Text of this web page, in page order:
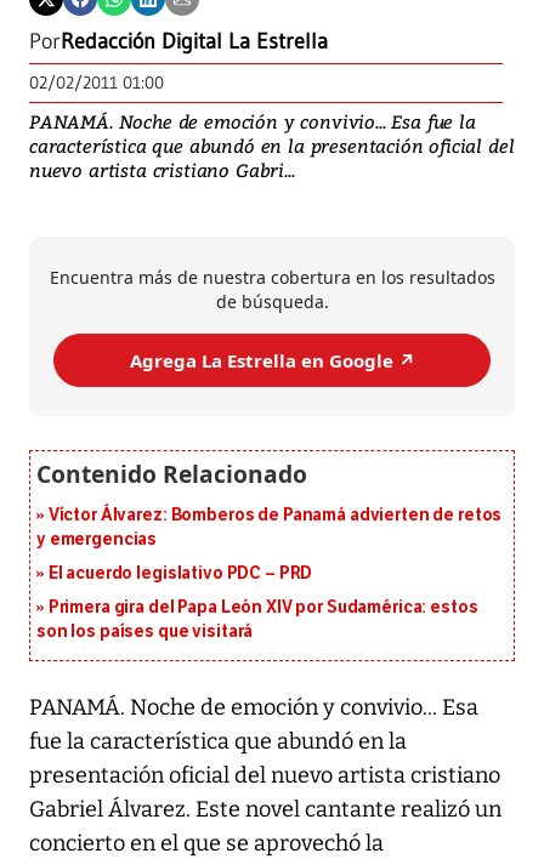
PorRedacción Digital La Estrella
02/02/2011 01:00
PANAMÁ. Noche de emoción y convivio... Esa fue la
característica que abundó en la presentación oficial del
nuevo artista cristiano Gabri...
Encuentra más de nuestra cobertura en los resultados
de búsqueda.
Agrega La Estrella en Google ↗️
Víctor Álvarez: Bomberos de Panamá advierten de retos
y emergencias
El acuerdo legislativo PDC – PRD
Primera gira del Papa León XIV por Sudamérica: estos
son los países que visitará
PANAMÁ. Noche de emoción y convivio... Esa
fue la característica que abundó en la
presentación oficial del nuevo artista cristiano
Gabriel Álvarez. Este novel cantante realizó un
concierto en el que se aprovechó la